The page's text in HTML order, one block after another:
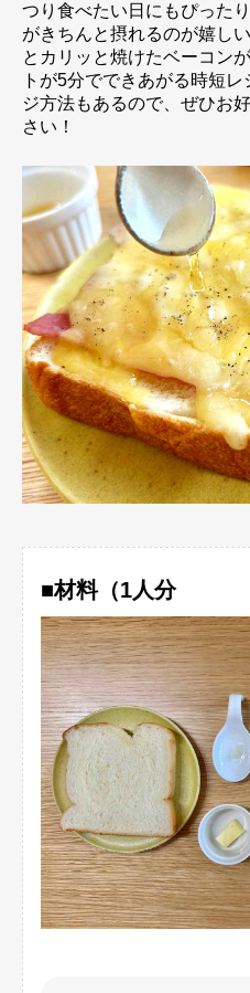
つり食べたい日にもぴった
がきちんと摂れるのが嬉し
とカリッと焼けたベーコン
トが5分でできあがる時短
ジ方法もあるので、ぜひお
さい！
■材料（1人分